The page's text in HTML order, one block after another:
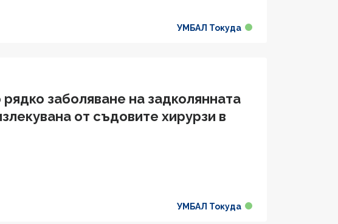
УМБАЛ Токуда
заболяване на задколянната
от съдовите хирурзи в
УМБАЛ Токуда